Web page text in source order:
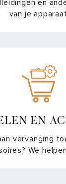
en
van je
EN
vervanging
We